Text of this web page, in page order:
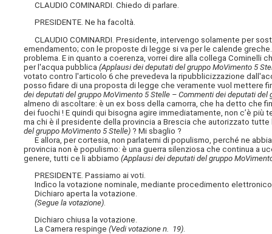
CLAUDIO COMINARDI. Chiedo di parlare.
PRESIDENTE. Ne ha facoltà.
CLAUDIO COMINARDI. Presidente, intervengo solamente per
emendamento; con le proposte di legge si va per le calende
problema. E in quanto a coerenza, vorrei dire alla collega Cominelli
per l'acqua pubblica(Applausi dei deputati del gruppo MoVimento 5
votato contro l'articolo 6 che prevedeva la ripubblicizzazione
posso fidare di una proposta di legge che veramente vuol mettere
dei deputati del gruppo MoVimento 5 Stelle – Commenti dei deputati del
almeno di ascoltare: è un ex boss della camorra, che ha detto che
dei fuochi ! E quindi qui bisogna agire immediatamente, non c’è più
ma chi è il presidente della provincia a Brescia che autorizzato
del gruppo MoVimento 5 Stelle) ? Mi sbaglio ?
E allora, per cortesia, non parlatemi di populismo, perché ne
provincia non è populismo: è una guerra silenziosa che continua a
genere, tutti ce li abbiamo(Applausi dei deputati del gruppo
PRESIDENTE. Passiamo ai voti.
Indìco la votazione nominale, mediante procedimento
Dichiaro aperta la votazione.
(Segue la votazione)
Dichiaro chiusa la votazione.
La Camera respinge(Vedi votazione n. 19)